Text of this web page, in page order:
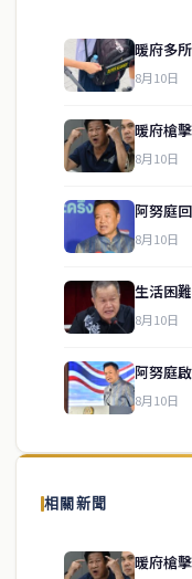
暖府多
8月10日
暖府槍
8月10日
阿努庭
8月10日
生活困
8月10日
阿努庭
8月10日
相關新聞
暖府槍
關於我們
泰國中文新聞（TCN）是
供即時、客觀、多元的中